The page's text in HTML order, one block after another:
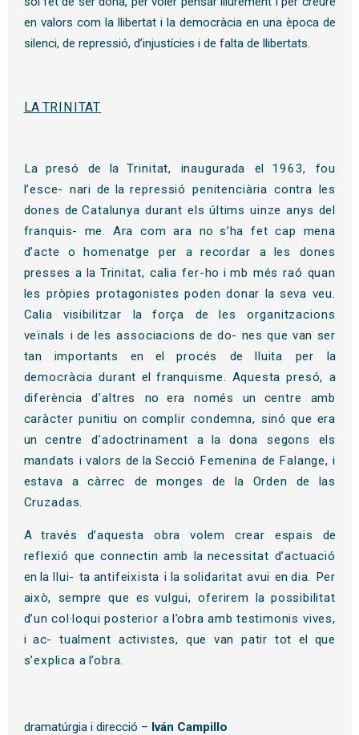
en valors com la llibertat i la democràcia en una època de
silenci, de repressió, d’injustícies i de falta de llibertats.
LA TRINITAT
Lapresóde laTrinitat, inaugurada el 1963, fou
l’esce- naride larepressió penitenciària contra les
dones deCatalunyadurantelsúltims uinzeanys del
franquis-
me. Ara com ara nos’hafet cap mena
d’acteohomenatge per a recordar a les dones
pressesa la Trinitat, caliafer-ho imb més raó quan
les pròpiesprotagonistes poden donar la seva veu.
Calia
visibilitzar la forçadelesorganitzacions
veïnals i de lesassociacions de do- nes que van ser
tan
importants en elprocésdelluita per la
democràciadurantel franquisme. Aquesta presó, a
diferència d’altres no era nomésun centre amb
caràcterpunitiu on complircondemna, sinóque era
uncentre d’adoctrinament a ladona segons
els
mandats i valorsde laSecció Femenina de Falange,i
estava acàrrec demonges de la Orden de las
Cruzadas.
Através d’aquestaobravolem crear espais de
reflexió queconnectinamb la necessitat d’actuació
en la
llui- ta antifeixista i la solidaritatavui endia.
Per
això, sempreque esvulgui, oferirem la possibilitat
d’uncol·loqui posterior a l’obraambtestimonisvives,
iac-tualment activistes,que vanpatirtotel que
s’explica a l’obra.
dramatúrgia i direcció – Iván Campillo